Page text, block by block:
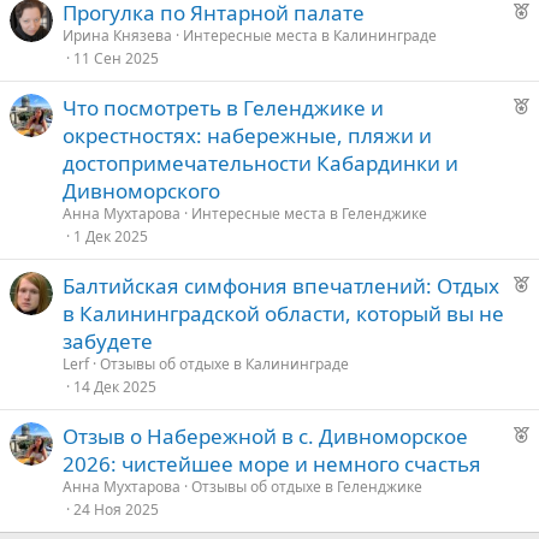
Р
о
Прогулка по Янтарной палате
Ирина Князева
Интересные места в Калининграде
11 Сен 2025
Р
н
д
й
Что посмотреть в Геленджике и
окрестностях: набережные, пляжи и
достопримечательности Кабардинки и
Дивноморского
Анна Мухтарова
Интересные места в Геленджике
1 Дек 2025
Р
е
н
Балтийская симфония впечатлений: Отдых
в Калининградской области, который вы не
забудете
Lerf Отзывы об отдыхе в Калининграде
14 Дек 2025
Р
Отзыв о Набережной в с. Дивноморское
2026: чистейшее море и немного счастья
Анна Мухтарова Отзывы об отдыхе в Геленджике
24 Ноя 2025